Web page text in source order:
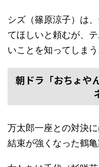
シズ（篠原涼子）は
てほしいと頼むが、
いことを知ってしまう
朝ドラ「おちょや
万太郎一座との対決
結束が強くなった鶴亀